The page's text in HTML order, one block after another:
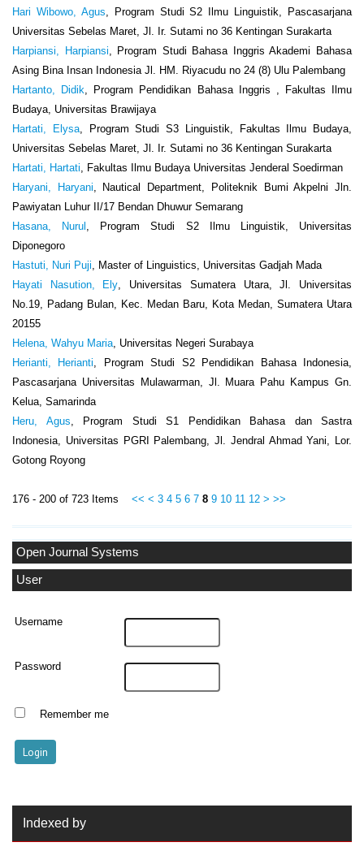
Open Journal Systems
User
Username
Password
Remember me
Indexed by
Hari Wibowo, Agus, Program Studi S2 Ilmu Linguistik, Pascasarjana
Universitas Sebelas Maret, Jl. Ir. Sutami no 36 Kentingan Surakarta
Harpiansi, Harpiansi, Program Studi Bahasa Inggris Akademi Bahasa
Asing Bina Insan Indonesia Jl. HM. Riyacudu no 24 (8) Ulu Palembang
Hartanto, Didik, Program Pendidikan Bahasa Inggris , Fakultas Ilmu
Budaya, Universitas Brawijaya
Hartati, Elysa, Program Studi S3 Linguistik, Fakultas Ilmu Budaya,
Universitas Sebelas Maret, Jl. Ir. Sutami no 36 Kentingan Surakarta
Hartati, Hartati, Fakultas Ilmu Budaya Universitas Jenderal Soedirman
Haryani, Haryani, Nautical Department, Politeknik Bumi Akpelni Jln.
Pawiyatan Luhur II/17 Bendan Dhuwur Semarang
Hasana, Nurul , Program Studi S2 Ilmu Linguistik, Universitas
Diponegoro
Hastuti, Nuri Puji, Master of Linguistics, Universitas Gadjah Mada
Hayati Nasution, Ely, Universitas Sumatera Utara, Jl. Universitas
No.19, Padang Bulan, Kec. Medan Baru, Kota Medan, Sumatera Utara
20155
Helena, Wahyu Maria, Universitas Negeri Surabaya
Herianti, Herianti, Program Studi S2 Pendidikan Bahasa Indonesia,
Pascasarjana Universitas Mulawarman, Jl. Muara Pahu Kampus Gn.
Kelua, Samarinda
Heru, Agus, Program Studi S1 Pendidikan Bahasa dan Sastra
Indonesia, Universitas PGRI Palembang, Jl. Jendral Ahmad Yani, Lor.
Gotong Royong
176 - 200 of 723 Items << < 3 4 5 6 7 8 9 10 11 12 > >>